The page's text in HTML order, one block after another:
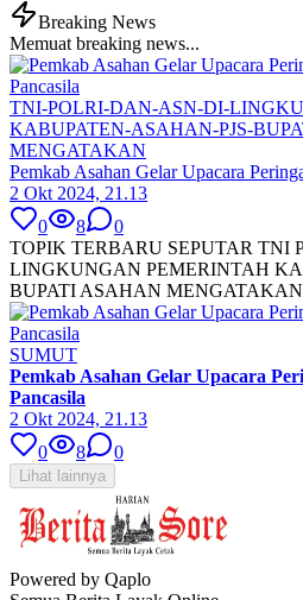
Breaking News
Memuat breaking news...
TNI-POLRI-DAN-ASN-DI-
KABUPATEN-ASAHAN-PJS-
MENGATAKAN
Pemkab Asahan Gelar Upacara
2 Okt 2024, 21.13
0
8
0
TOPIK TERBARU SEPUTAR TNI
LINGKUNGAN PEMERINTAH
BUPATI ASAHAN MENGATAKAN
SUMUT
Pemkab Asahan Gelar Upacara
Pancasila
2 Okt 2024, 21.13
0
8 0
Lihat lainnya
Powered by Qaplo